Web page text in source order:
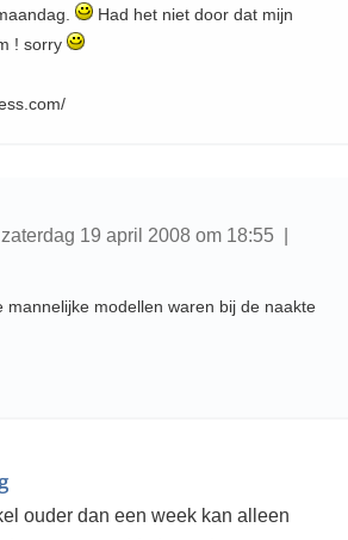
Had het niet door dat mijn
! sorry
19 april 2008 om 18:55 |
mannelijke modellen waren bij de naakte
ouder dan een week kan alleen